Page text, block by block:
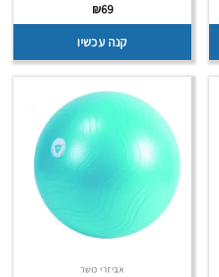
₪69
קנה עכשיו
אביזרי כושר